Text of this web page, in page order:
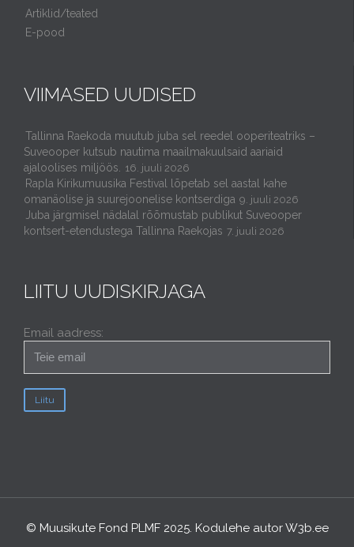
Artiklid/teated
E-pood
VIIMASED UUDISED
Tallinna Raekoda muutub juba sel reedel ooperiteatriks –
Suveooper kutsub nautima maailmakuulsaid aariaid
ajaloolises miljöös.
16. juuli 2026
Rapla Kirikumuusika Festival lõpetab sel aastal kahe
omanäolise ja suurejoonelise kontserdiga 9. juuli 2026
Juba järgmisel nädalal rõõmustab publikut Suveooper
kontsert-etendustega Tallinna Raekojas 7. juuli 2026
LIITU UUDISKIRJAGA
Email aadress:
© Muusikute Fond PLMF 2025. Kodulehe autorW3b.ee